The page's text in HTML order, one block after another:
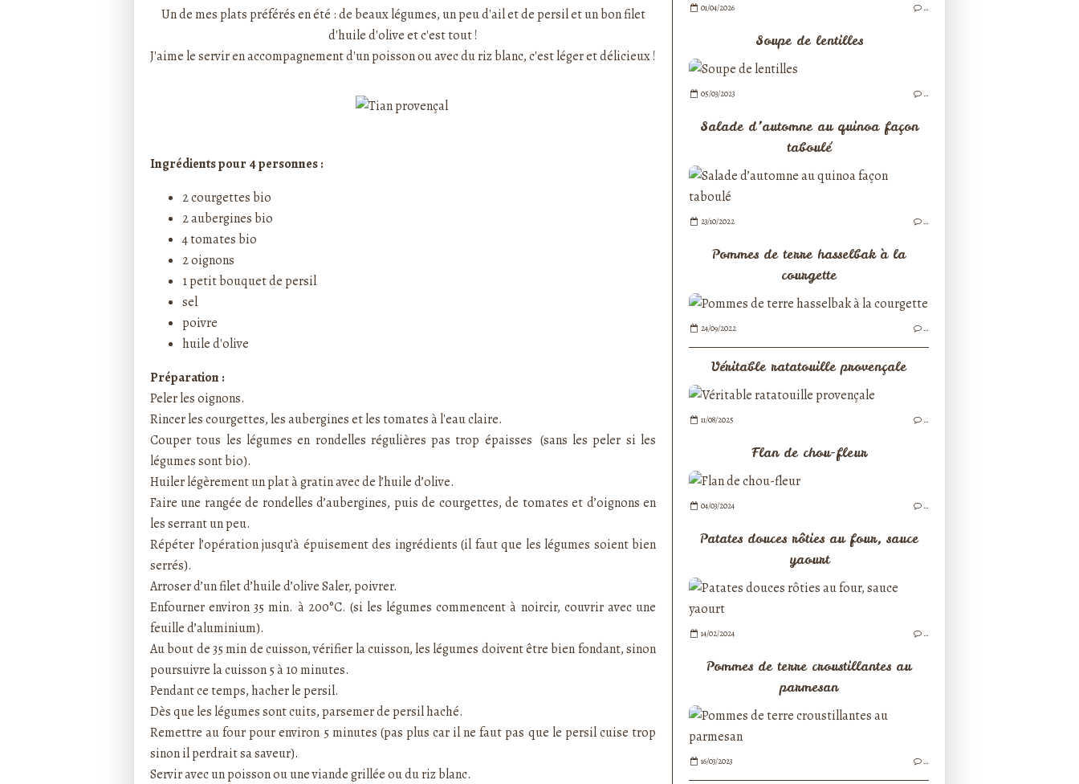
Un de mes plats préférés en été : de beaux légumes, un peu d'ail et de persil et un bon filet
d'huile d'olive et c'est tout !
J'aime le servir en accompagnement d'un poisson ou avec du riz blanc, c'est léger et délicieux !
Ingrédients pour 4 personnes :
2 courgettes bio
2 aubergines bio
4 tomates bio
2 oignons
1 petit bouquet de persil
sel
poivre
huile d'olive
Préparation :
Peler les oignons.
Rincer les courgettes, les aubergines et les tomates à l'eau claire.
Couper tous les légumes en rondelles régulières pas trop épaisses (sans les peler si les
légumes sont bio).
Huiler légèrement un plat à gratin avec de l’huile d’olive.
Faire une rangée de rondelles d’aubergines, puis de courgettes, de tomates et d’oignons en
les serrant un peu.
Répéter l’opération jusqu’à épuisement des ingrédients (il faut que les légumes soient bien
serrés).
Arroser d’un filet d’huile d’olive Saler, poivrer.
Enfourner environ 35 min. à 200°C. (si les légumes commencent à noircir, couvrir avec une
feuille d’aluminium).
Au bout de 35 min de cuisson, vérifier la cuisson, les légumes doivent être bien fondant, sinon
poursuivre la cuisson 5 à 10 minutes.
Pendant ce temps, hacher le persil.
Dès que les légumes sont cuits, parsemer de persil haché.
Remettre au four pour environ 5 minutes (pas plus car il ne faut pas que le persil cuise trop
sinon il perdrait sa saveur).
Servir avec un poisson ou une viande grillée ou du riz blanc.
01/04/2026 …
Soupe de lentilles
05/03/2023 …
Salade d’automne au quinoa façon
taboulé
23/10/2022 …
Pommes de terre hasselbak à la
courgette
24/09/2022 …
Véritable ratatouille provençale
11/08/2025 …
Flan de chou-fleur
04/03/2024 …
Patates douces rôties au four, sauce
yaourt
14/02/2024 …
Pommes de terre croustillantes au
parmesan
16/03/2023 …